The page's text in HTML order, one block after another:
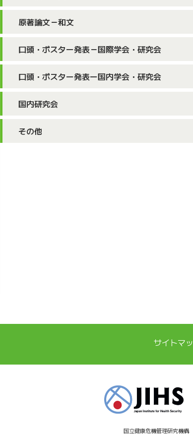
原著論文－和文
口頭・ポスター発表－国際学会・研究会
口頭・ポスター発表ー国内学会・研究会
国内研究会
その他
サイトマ
国立健康危機管理研究機